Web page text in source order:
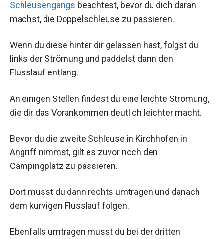
Schleusengangs beachtest, bevor du dich daran
machst, die Doppelschleuse zu passieren.
Wenn du diese hinter dir gelassen hast, folgst du
links der Strömung und paddelst dann den
Flusslauf entlang.
An einigen Stellen findest du eine leichte Strömung,
die dir das Vorankommen deutlich leichter macht.
Bevor du die zweite Schleuse in Kirchhofen in
Angriff nimmst, gilt es zuvor noch den
Campingplatz zu passieren.
Dort musst du dann rechts umtragen und danach
dem kurvigen Flusslauf folgen.
Ebenfalls umtragen musst du bei der dritten